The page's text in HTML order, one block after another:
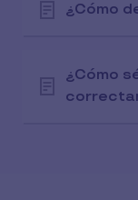
¿Cómo
¿Cómo